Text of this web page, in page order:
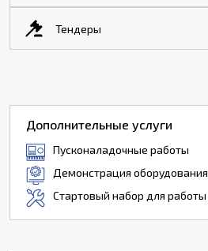
Тендеры
Дополнительные услуги
Пусконаладочные работы
Демонстрация оборудования
Стартовый набор для работы